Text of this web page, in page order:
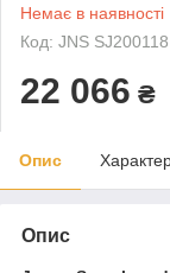
Немає в наявності
Код: JNS SJ200118
22 066 ₴
Опис
Опис